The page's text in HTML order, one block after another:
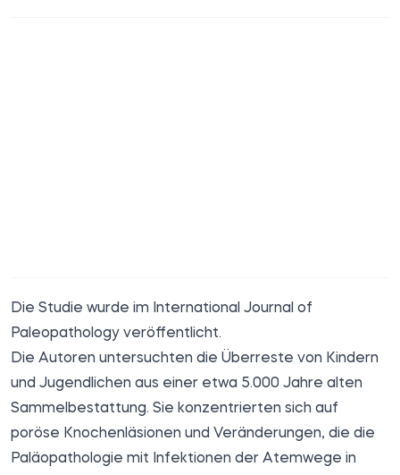
Die Studie wurde im International Journal of
Paleopathology veröffentlicht.
Die Autoren untersuchten die Überreste von Kindern
und Jugendlichen aus einer etwa 5.000 Jahre alten
Sammelbestattung. Sie konzentrierten sich auf
poröse Knochenläsionen und Veränderungen, die die
Paläopathologie mit Infektionen der Atemwege in